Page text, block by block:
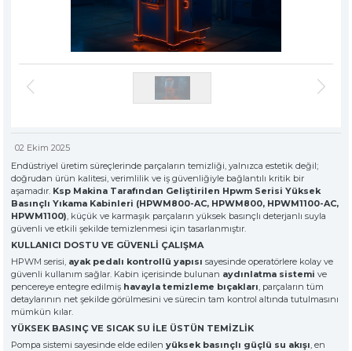
» Solventli Endüstriyel Parça Yıkama Makineleri
» Endüstriyel Kumlama Makineleri
» Diğer Makine ve Ekipmanlar
Tüm hakkı saklıdır. Sitemizde kullanılan tüm içerik ve görseller
KSP MACHINE
» Hassas Temizlik
» Medya Merkezi
» 3D Design
» Üretim
» Kariyer
» İletişim
özel müşteriler için, nitelikli çözümler
premium solitions for premium
02 Ekim 2025
Endüstriyel üretim süreçlerinde parçaların temizliği, yalnızca estetik değil;
doğrudan ürün kalitesi, verimlilik ve iş güvenliğiyle bağlantılı kritik bir
aşamadır. Ksp Makina Tarafından Geliştirilen Hpwm Serisi Yüksek
Basınçlı Yıkama Kabinleri (HPWM800-AC, HPWM800, HPWM1100-AC,
HPWM1100), küçük ve karmaşık parçaların yüksek basınçlı deterjanlı suyla
güvenli ve etkili şekilde temizlenmesi için tasarlanmıştır.
KULLANICI DOSTU VE GÜVENLİ ÇALIŞMA
HPWM serisi, ayak pedalı kontrollü yapısı sayesinde operatörlere kolay ve
güvenli kullanım sağlar. Kabin içerisinde bulunan aydınlatma sistemi ve
pencereye entegre edilmiş havayla temizleme bıçakları, parçaların tüm
detaylarının net şekilde görülmesini ve sürecin tam kontrol altında tutulmasını
mümkün kılar.
YÜKSEK BASINÇ VE SICAK SU İLE ÜSTÜN TEMİZLİK
Pompa sistemi sayesinde elde edilenyüksek basınçlı güçlü su akışı, en